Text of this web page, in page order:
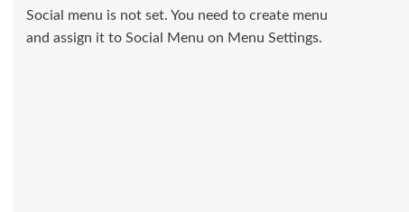
Social menu is not set. You need to create menu
and assign it to Social Menu on Menu Settings.